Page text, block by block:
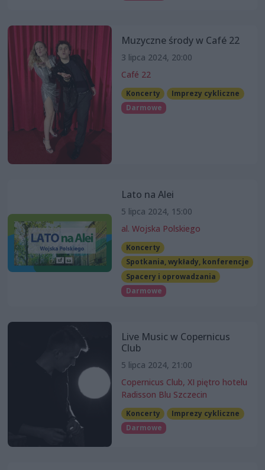
Muzyczne środy w Café 22
3 lipca 2024, 20:00
Café 22
Koncerty
Imprezy cykliczne
Darmowe
Lato na Alei
5 lipca 2024, 15:00
al. Wojska Polskiego
Koncerty
Spotkania, wykłady, konferencje
Spacery i oprowadzania
Darmowe
Live Music w Copernicus
Club
5 lipca 2024, 21:00
Copernicus Club, XI piętro hotelu
Radisson Blu Szczecin
Koncerty
Imprezy cykliczne
Darmowe